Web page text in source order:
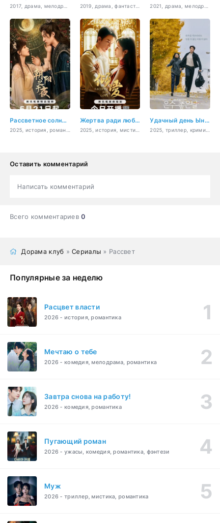
Рассветное солнце в ночи Жертва ради любви Удачный день Ын Су
2025, триллер, криминал, повседневность
Оставить комментарий
Написать комментарий
Всего комментариев0
Дорама клуб »Сериалы » Рассвет
Популярные за неделю
Расцвет власти
2026 - история, романтика
Мечтаю о тебе
2026 - комедия, мелодрама, романтика
Завтра снова на работу!
2026 - комедия, романтика
Пугающий роман
2026 - ужасы, комедия, романтика, фэнтези
Муж
2026 - триллер, мистика, романтика